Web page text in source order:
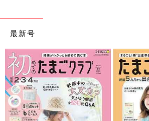
ッピー！怖かったけれどチャレンジしてく
手！！一段成長した、嬉しい出来事でした。
それでは次回もお楽しみに…！
・ハトコの記事一覧
・たまひよONLINEの育児マンガ一覧はこ
●ハトコ
埼玉出身の漫画家・イラストレーター。
最新号